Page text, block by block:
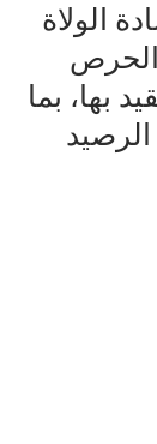
الولاة
الحرص
بها، بما